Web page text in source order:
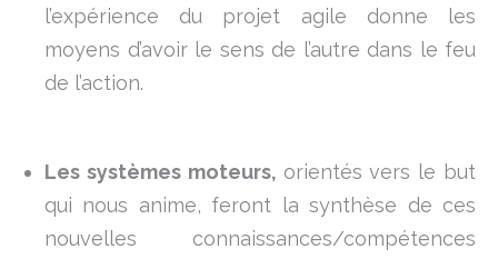
l’expérience du projet agile donne les
moyens d’avoir le sens de l’autre dans le feu
de l’action.
Les systèmes moteurs, orientés vers le but
qui nous anime, feront la synthèse de ces
nouvelles connaissances/compétences